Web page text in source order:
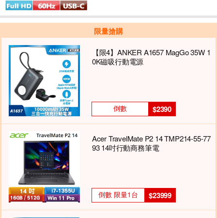
限量搶購
【限4】ANKER A1657 MagGo 35W 1
0K磁吸行動電源
倒數 $2390
Acer TravelMate P2 14 TMP214-55-77
93 14吋行動商務筆電
倒數 限量1台 $23999